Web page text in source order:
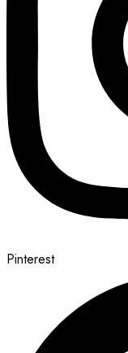
Pinterest